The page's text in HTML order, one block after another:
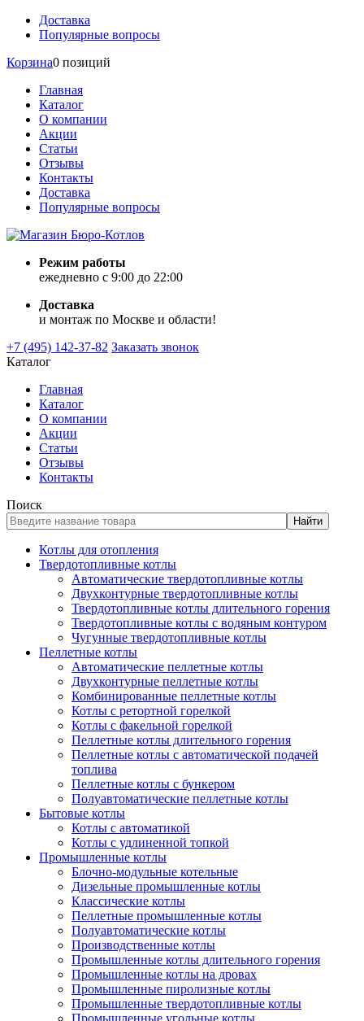
Доставка
Популярные вопросы
Корзина0 позиций
Главная
Каталог
О компании
Акции
Статьи
Отзывы
Контакты
Доставка
Популярные вопросы
Режим работы
ежедневно с 9:00 до 22:00
Доставка
и монтаж по Москве и области!
+7 (495) 142-37-82 Заказать звонок
Каталог
Главная
Каталог
О компании
Акции
Статьи
Отзывы
Контакты
Поиск
Найти
Котлы для отопления
Твердотопливные котлы
Автоматические твердотопливные котлы
Двухконтурные твердотопливные котлы
Твердотопливные котлы длительного горения
Твердотопливные котлы с водяным контуром
Чугунные твердотопливные котлы
Пеллетные котлы
Автоматические пеллетные котлы
Двухконтурные пеллетные котлы
Комбинированные пеллетные котлы
Котлы с ретортной горелкой
Котлы с факельной горелкой
Пеллетные котлы длительного горения
Пеллетные котлы с автоматической подачей
топлива
Пеллетные котлы с бункером
Полуавтоматические пеллетные котлы
Бытовые котлы
Котлы с автоматикой
Котлы с удлиненной топкой
Промышленные котлы
Блочно-модульные котельные
Дизельные промышленные котлы
Классические котлы
Пеллетные промышленные котлы
Полуавтоматические котлы
Производственные котлы
Промышленные котлы длительного горения
Промышленные котлы на дровах
Промышленные пиролизные котлы
Промышленные твердотопливные котлы
Промышленные угольные котлы